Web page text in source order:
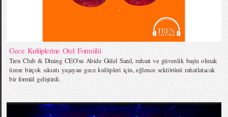
Gece Kulüplerine Otel Formülü
Tren Club & Dining CEO’su Abide Gülel Saral, ruhsat ve güvenlik başta olmak
üzere birçok sıkıntı yaşayan gece kulüpleri için, eğlence sektörünü rahatlatacak
bir formül geliştirdi.